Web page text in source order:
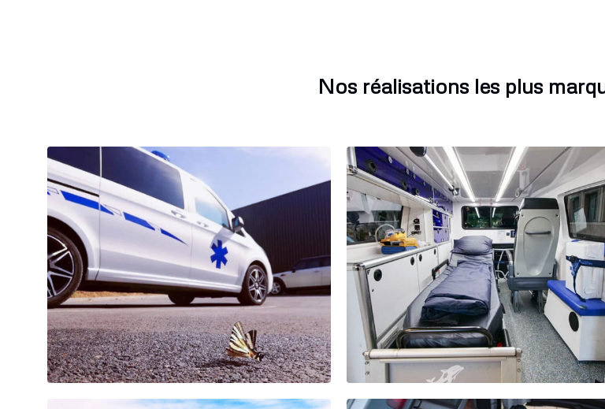
Nos réalisations les plus